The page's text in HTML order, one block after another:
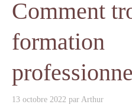
Comment
formation
13 octobre 2022 par Arthur